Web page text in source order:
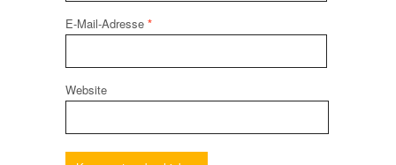
E-Mail-Adresse *
Website